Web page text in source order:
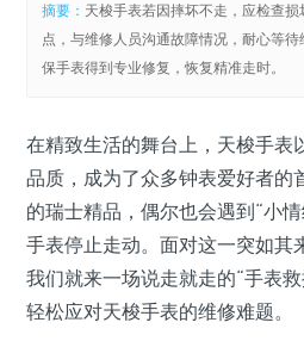
摘要： 天梭手表若因摔坏不走，应检查
点，与维修人员沟通故障情况，耐心等
保手表得到专业修复，恢复精准走时。
在精致生活的舞台上，天梭手表
品质，成为了众多钟表爱好者的
的瑞士精品，偶尔也会遇到“小
手表停止走动。面对这一突如其
我们就来一场说走就走的“手表
轻松应对天梭手表的维修难题。